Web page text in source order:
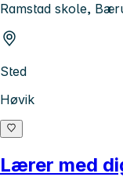
Ramstad skole,
Sted
Høvik
Lærer med